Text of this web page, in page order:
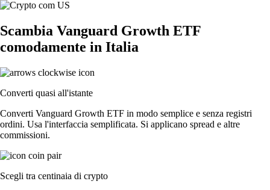
Scambia Vanguard Growth ETF
comodamente in Italia
Converti quasi all'istante
Converti Vanguard Growth ETF in modo semplice e senza registri
ordini. Usa l'interfaccia semplificata. Si applicano spread e altre
commissioni.
Scegli tra centinaia di crypto